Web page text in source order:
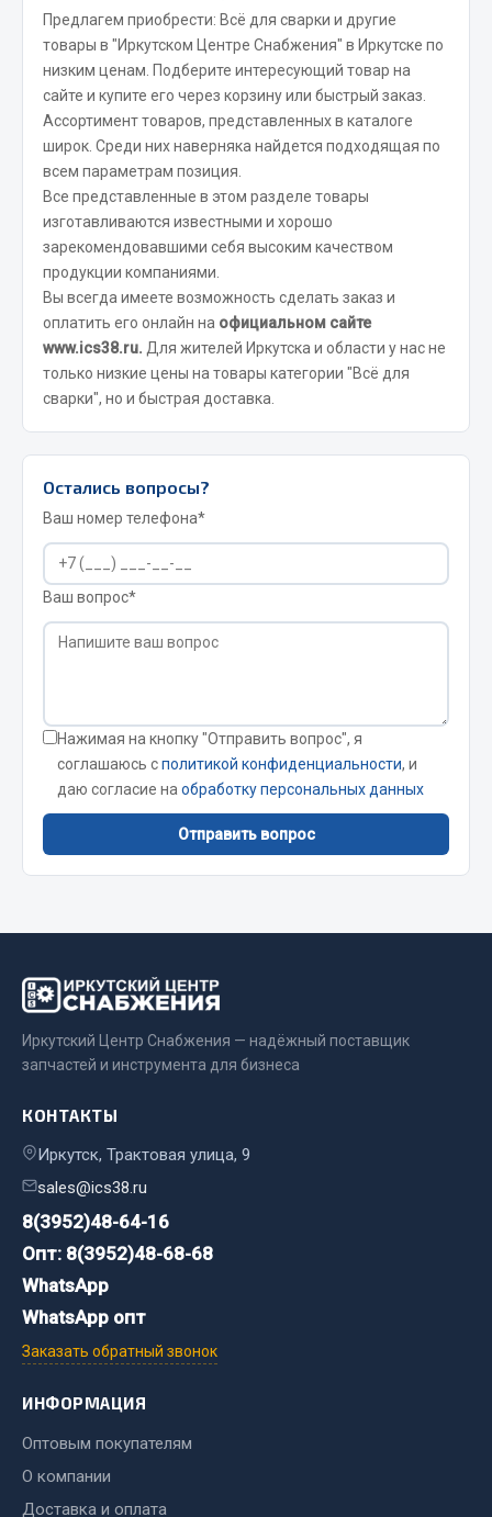
Фильтры
JSB
Mann-filter
Vic
Автоторг
Дифа
Цитрон
Фильтры DONALDSON
Показать ещё
Весь раздел
Маски, краги сварщика
Сварочное оборудование
Сварочные материалы
Весь раздел
Стяжки
Автохимия
Abro
Agat auto
Alteco
Chevron
Cosmo
Предлагем приобрести: Всё для сварки и другие
товары в "Иркутском Центре Снабжения" в Иркутске по
низким ценам. Подберите интересующий товар на
сайте и купите его через корзину или быстрый заказ.
Ассортимент товаров, представленных в каталоге
широк. Среди них наверняка найдется подходящая по
всем параметрам позиция.
Все представленные в этом разделе товары
изготавливаются известными и хорошо
зарекомендовавшими себя высоким качеством
продукции компаниями.
Вы всегда имеете возможность сделать заказ и
оплатить его онлайн на официальном сайте
www.ics38.ru. Для жителей Иркутска и области у нас не
только низкие цены на товары категории "Всё для
сварки", но и быстрая доставка.
Остались вопросы?
Ваш номер телефона*
Ваш вопрос*
Нажимая на кнопку "Отправить вопрос", я
соглашаюсь сполитикой конфиденциальности, и
даю согласие на обработку персональных данных
Отправить вопрос
Иркутский Центр Снабжения — надёжный поставщик
запчастей и инструмента для бизнеса
КОНТАКТЫ
Иркутск, Трактовая улица, 9
sales@ics38.ru
8(3952)48-64-16
Опт: 8(3952)48-68-68
WhatsApp
WhatsApp опт
Заказать обратный звонок
ИНФОРМАЦИЯ
Оптовым покупателям
О компании
Доставка и оплата